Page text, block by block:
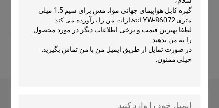
سیستم آویزان هنر
کیت آویزان نور
بهترین قیمت تماس با ما
پیام بگذارید